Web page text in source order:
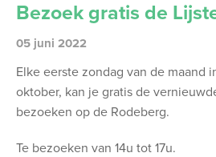
Bezoek gratis de
05 juni 2022
Elke eerste zondag van de maand
oktober, kan je gratis de
bezoeken op de Rodeberg.
Te bezoeken van 14u tot 17u.